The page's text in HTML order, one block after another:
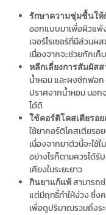
รักษาความชุ่มชื้นให้
ออกแบบมาเพื่อผิวแพ้
เจอร์ไรเซอร์ที่มีส่วนผ
เนื่องจากจะช่วยกักเก็
หลีกเลี่ยงการสัมผัสส
น้ำหอม และผงซักฟอ
ปราศจากน้ำหอม นอก
ได้ดี
ใช้คอร์ติโคสเตียรอ
ใช้ยาคอร์ติโคสเตียรอ
เนื่องจากยาตัวนี้จะใ
อย่างไรก็ตามควรได้
เคียงในระยะยาว
กินยาแก้แพ้สามารถ
แต่มีฤทธิ์ทำให้ง่วง ซึ่
เพื่อดูปริมาณรวมถึงระ